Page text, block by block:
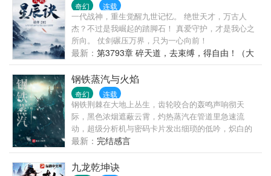
奇幻 连载
一代战神，重生觉醒九世记忆。 绝世天才，万古人
杰？不过是我崛起的踏脚石！ 真爱守护，才是我心之
所向。 仗剑碾压万界，只为一心向前！
最新： 第3793章 碎天道，去束缚，得自由！（大
结局）
钢铁蒸汽与火焰
奇幻 连载
钢铁荆棘在大地上丛生，齿轮咬合的轰鸣声响彻天
际，黑色浓烟遮蔽云霄，灼热蒸汽在管道里急速流
动，超级分析机与密码卡片发出细琐的低吟，炽白的
光芒在这里谱写着时代的年轮，红色的流体于此遏制
住命运的喉咙，螺栓与铆钉的正义，口径与射程的权
威，钢铁在咆哮，利剑会嘶鸣。
最新： 完结感言
九龙乾坤诀